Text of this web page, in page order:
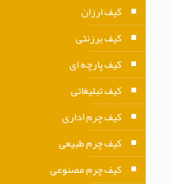
کیف ارزان
کیف برزنتی
کیف پارچه ای
کیف تبلیغاتی
کیف چرم اداری
کیف چرم طبیعی
کیف چرم مصنوعی